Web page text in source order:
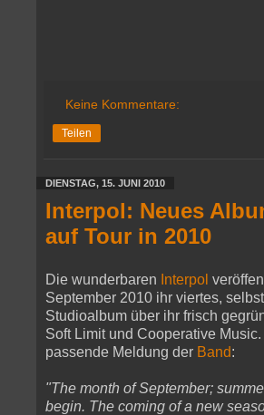
Keine Kommentare:
Teilen
DIENSTAG, 15. JUNI 2010
Interpol: Neues
auf Tour in 2010
Die wunderbaren Interpol
September 2010 ihr viertes,
Studioalbum über ihr frisch
Soft Limit und Cooperative
passende Meldung der Band:
"The month of September;
begin. The coming of a new